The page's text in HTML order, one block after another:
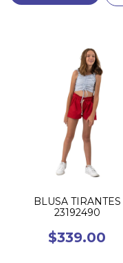
BLUSA TIRANTES
23192490
$339.00